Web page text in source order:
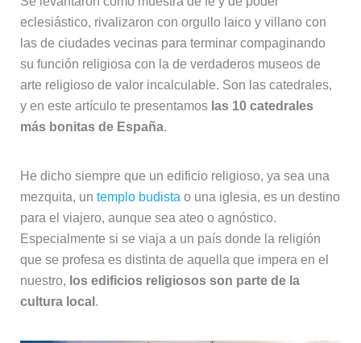
eclesiástico, rivalizaron con orgullo laico y villano con
las de ciudades vecinas para terminar compaginando
su función religiosa con la de verdaderos museos de
arte religioso de valor incalculable. Son las catedrales,
y en este artículo te presentamos las 10 catedrales
más bonitas de España.
He dicho siempre que un edificio religioso, ya sea una
mezquita, un templo budista o una iglesia, es un destino
para el viajero, aunque sea ateo o agnóstico.
Especialmente si se viaja a un país donde la religión
que se profesa es distinta de aquella que impera en el
nuestro, los edificios religiosos son parte de la
cultura local .